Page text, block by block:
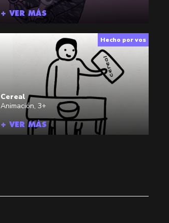
+ VER MÁS
Hecho por vos
Cereal
Animación, 3+
+ VER MÁS